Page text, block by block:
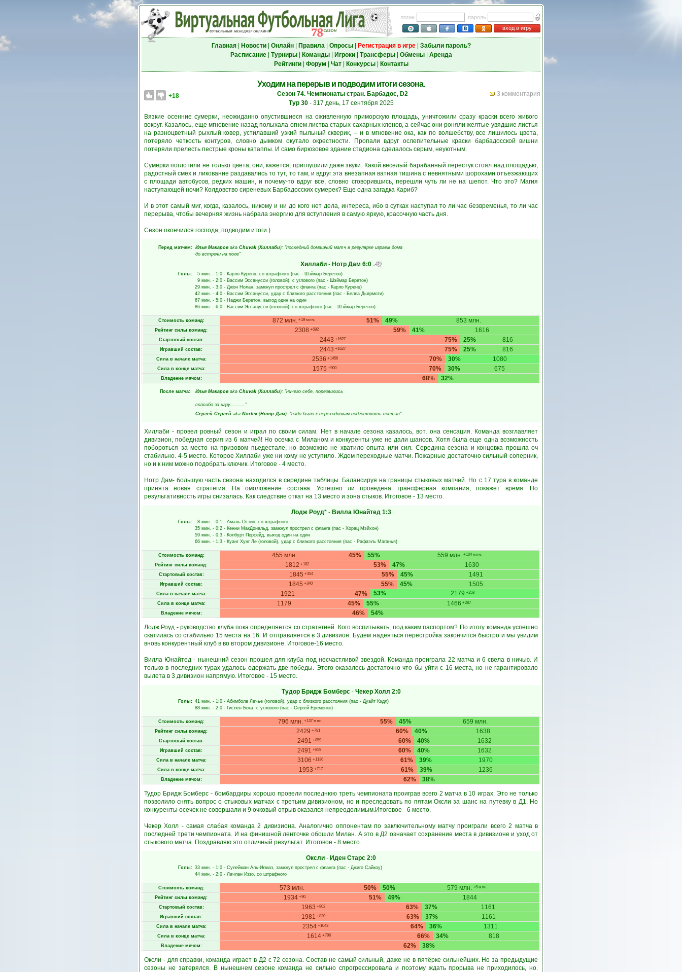
логин
пароль
вход в игру
Главная| Новости| Онлайн| Правила| Опросы| Регистрация в игре| Забыли пароль?
Расписание| Турниры| Команды| Игроки| Трансферы| Обмены| Аренда
Рейтинги| Форум Чат| Конкурсы| Контакты
Уходим на перерыв и подводим итоги сезона.
+18 3 комментария
Сезон 74. Чемпионаты стран. Барбадос, D2
Тур 30- 317 день, 17 сентября 2025
Вязкие осенние сумерки, неожиданно опустившиеся на оживленную приморскую площадь, уничтожили сразу краски всего живого
вокруг. Казалось, еще мгновение назад полыхала огнем листва старых сахарных кленов, а сейчас они роняли желтые увядшие листья
на разноцветный рыхлый ковер, устилавший узкий пыльный скверик, – и в мгновение ока, как по волшебству, все лишилось цвета,
потеряло четкость контуров, словно дымком окутало окрестности. Пропали вдруг ослепительные краски барбадосской вишни
потеряли прелесть пестрые кроны катаппы. И само бирюзовое здание стадиона сделалось серым, неуютным.
Сумерки поглотили не только цвета, они, кажется, приглушили даже звуки. Какой веселый барабанный перестук стоял над площадью,
радостный смех и ликование раздавались то тут, то там, и вдруг эта внезапная ватная тишина с невнятными шорохами отъезжающих
с площади автобусов, редких машин, и почему-то вдруг все, словно сговорившись, перешли чуть ли не на шепот. Что это? Магия
наступающей ночи? Колдовство сиреневых Барбадосских сумерек? Еще одна загадка Кариб?
И в этот самый миг, когда, казалось, никому и ни до кого нет дела, интереса, ибо в сутках наступал то ли час безвременья, то ли час
перерыва, чтобы вечерняя жизнь набрала энергию для вступления в самую яркую, красочную часть дня.
Сезон окончился господа, подводим итоги.)
Перед матчем: Илья Макаров aka Chuvak (Хиллаби): "последний домашний матч в регулярке играем дома
до встречи на поле"
Хиллаби- Нотр Дам 6:0
Голы: 5 мин. - 1:0 - Карло Куренц, со штрафного (пас - Шэймар Беретон)
9 мин. - 2:0 - Вассим Эссанусси (головой), с углового (пас - Шэймар Беретон)
29 мин. - 3:0 - Джон Нолан, замкнул прострел с фланга (пас - Карло Куренц)
42 мин. - 4:0 - Вассим Эссанусси, удар с близкого расстояния (пас - Белла Дьярмоти)
67 мин. - 5:0 - Наджи Беретон, выход один на один
86 мин. - 6:0 - Вассим Эссанусси (головой), со штрафного (пас - Шэймар Беретон)
Стоимость команд: 51%
872 млн. +19 млн. 49% 853 млн.
Рейтинг силы команд: 59%
2308 +692 41% 1616
Стартовый состав: 75%
2443 +1627 25% 816
Игравший состав: 75%
2443 +1627 25% 816
Сила в начале матча: 70%
2536 +1456 30% 1080
Сила в конце матча: 70%
1575 +900 30% 675
Владение мячом: 68% 32%
После матча: Илья Макаров aka Chuvak (Хиллаби): "ничего себе, порезвились
спасибо за игру.........."
Сергей Сергей aka Nortex (Нотр Дам): "надо было к переходникам подготовить состав"
Хиллаби - провел ровный сезон и играл по своим силам. Нет в начале сезона казалось, вот, она сенсация. Команда возглавляет
дивизион, победная серия из 6 матчей! Но осечка с Миланом и конкуренты уже не дали шансов. Хотя была еще одна возможность
побороться за место на призовом пьедестале, но возможно не хватило опыта или сил. Середина сезона и концовка прошла оч
стабильно. 4-5 место. Которое Хиллаби уже ни кому не уступило. Ждем переходные матчи. Пожарные достаточно сильный соперник,
но и к ним можно подобрать ключик. Итоговое - 4 место.
Нотр Дам- большую часть сезона находился в середине таблицы. Балансируя на границы стыковых матчей. Но с 17 тура в команде
принята новая стратегия. На омоложение состава. Успешно ли проведена трансферная компания, покажет время. Но
результативность игры снизалась. Как следствие откат на 13 место и зона стыков. Итоговое - 13 место.
Лодж Роуд* - Вилла Юнайтед 1:3
Голы: 8 мин. - 0:1 - Амаль Остин, со штрафного
35 мин. - 0:2 - Кенни МакДональд, замкнул прострел с фланга (пас - Хорац Мэйхон)
59 мин. - 0:3 - Колбурт Персейд, выход один на один
66 мин. - 1:3 - Куанг Хунг Ле (головой), удар с близкого расстояния (пас - Рафаэль Маганья)
Стоимость команд: 45%
455 млн. 55% 559 млн. +104 млн.
Рейтинг силы команд: 53%
1812 +182 47% 1630
Стартовый состав: 55%
1845 +354 45% 1491
Игравший состав: 55%
1845 +340 45% 1505
Сила в начале матча: 47%
1921 53% 2179 +258
Сила в конце матча: 45%
1179 55% 1466 +287
Владение мячом: 46%
54%
Лодж Роуд - руководство клуба пока определяется со стратегией. Кого воспитывать, под каким паспортом? По итогу команда успешно
скатилась со стабильно 15 места на 16. И отправляется в 3 дивизион. Будем надеяться перестройка закончится быстро и мы увидим
вновь конкурентный клуб в во втором дивизионе. Итоговое-16 место.
Вилла Юнайтед - нынешний сезон прошел для клуба под несчастливой звездой. Команда проиграла 22 матча и 6 свела в ничью. И
только в последних турах удалось одержать две победы. Этого оказалось достаточно что бы уйти с 16 места, но не гарантировало
вылета в 3 дивизион напрямую. Итоговое - 15 место.
Тудор Бридж Бомберс- Чекер Холл 2:0
Голы: 41 мин. - 1:0 - Абимбола Лечье (головой), удар с близкого расстояния (пас - Дуайт Кэдл)
88 мин. - 2:0 - Гислен Бока, с углового (пас - Сергей Еременко)
Стоимость команд: 55%
796 млн. +137 млн. 45% 659 млн.
Рейтинг силы команд: 60%
2429 +791 40% 1638
Стартовый состав: 60%
2491 +859 40% 1632
Игравший состав: 60%
2491 +859 40% 1632
Сила в начале матча: 61%
3106 +1136 39% 1970
Сила в конце матча: 61%
1953 +717 39% 1236
Владение мячом: 62%
38%
Тудор Бридж Бомберс - бомбардиры хорошо провели последнюю треть чемпионата проиграв всего 2 матча в 10 играх. Это не только
позволило снять вопрос о стыковых матчах с третьим дивизионом, но и преследовать по пятам Оксли за шанс на путевку в Д1. Но
конкуренты осечек не совершали и 9 очковый отрыв оказался непреодолимым.Итоговое - 6 место.
Чекер Холл - самая слабая команда 2 дивизиона. Аналогично оппонентам по заключительному матчу проиграли всего 2 матча в
последней трети чемпионата. И на финишной ленточке обошли Милан. А это в Д2 означает сохранение места в дивизионе и уход от
стыкового матча. Поздравляю это отличный результат. Итоговое - 8 место.
Оксли - Иден Старс 2:0
Голы: 33 мин. - 1:0 - Сулейман Аль-Илмаз, замкнул прострел с фланга (пас - Джиго Сайкоу)
44 мин. - 2:0 - Лачлан Иззо, со штрафного
Стоимость команд: 50%
573 млн. 50% 579 млн. +6 млн.
Рейтинг силы команд: 51%
1934 +90 49% 1844
Стартовый состав: 63%
1963 +802 37% 1161
Игравший состав: 63%
1981 +820 37% 1161
Сила в начале матча: 64%
2354 +1043 36% 1311
Сила в конце матча: 66%
1614 +796 34% 818
Владение мячом: 62%
38%
Оксли - для справки, команда играет в Д2 с 72 сезона. Состав не самый сильный, даже не в пятёрке сильнейших. Но за предыдущие
сезоны не затерялся. В нынешнем сезоне команда не сильно спрогрессировала и поэтому ждать прорыва не приходилось, но.